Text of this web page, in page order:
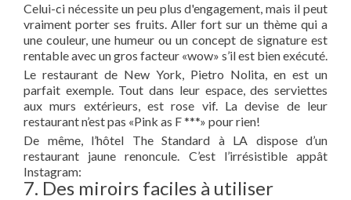
Celui-ci nécessite un peu plus d'engagement, mais il peut
vraiment porter ses fruits. Aller fort sur un thème qui a
une couleur, une humeur ou un concept de signature est
rentable avec un gros facteur «wow» s’il est bien exécuté.
Le restaurant de New York, Pietro Nolita, en est un
parfait exemple. Tout dans leur espace, des serviettes
aux murs extérieurs, est rose vif. La devise de leur
restaurant n’est pas «Pink as F ***» pour rien!
De même, l’hôtel The Standard à LA dispose d’un
restaurant jaune renoncule. C’est l’irrésistible appât
Instagram:
7. Des miroirs faciles à utiliser